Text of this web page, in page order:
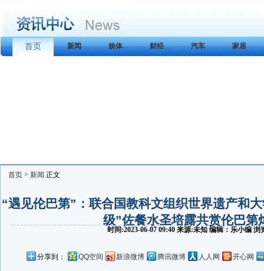
首页 新闻 娱体 财经 汽车 家居
首页 > 新闻 正文
“遇见伦巴第”：联合国教科文组织世界遗产和
级”佐餐水圣培露共赏伦巴第
时间:2023-06-07 09:40 来源:未知 编辑：乐小编
分享到： QQ空间 新浪微博 腾讯微博 人人网 开心网